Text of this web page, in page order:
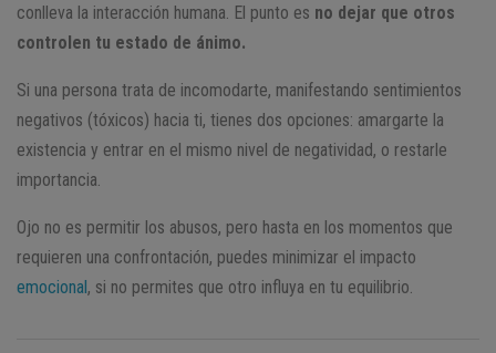
conlleva la interacción humana. El punto es no dejar que otros
controlen tu estado de ánimo.
Si una persona trata de incomodarte, manifestando sentimientos
negativos (tóxicos) hacia ti, tienes dos opciones: amargarte la
existencia y entrar en el mismo nivel de negatividad, o restarle
importancia.
Ojo no es permitir los abusos, pero hasta en los momentos que
requieren una confrontación, puedes minimizar el impacto
emocional, si no permites que otro influya en tu equilibrio.